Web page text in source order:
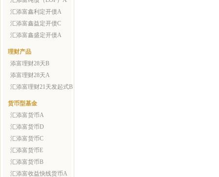
汇添富鑫利定开债A
汇添富鑫益定开债C
汇添富鑫盛定开债A
理财产品
添富理财28天B
添富理财28天A
汇添富理财21天发起式B
货币型基金
汇添富货币A
汇添富货币D
汇添富货币C
汇添富货币E
汇添富货币B
汇添富收益快线货币A